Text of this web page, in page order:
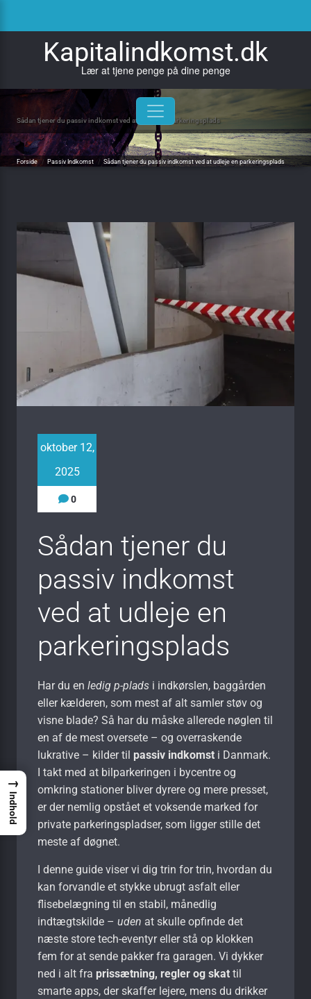
content
Kapitalindkomst.dk
Lær at tjene penge på dine penge
Sådan tjener du passiv indkomst ved at udleje en parkeringsplads
Forside / Passiv Indkomst / Sådan tjener du passiv indkomst ved at udleje en parkeringsplads
oktober 12,
2025
0
Sådan tjener du
passiv indkomst
ved at udleje en
parkeringsplads
Har du en ledig p-plads i indkørslen, baggården
eller kælderen, som mest af alt samler støv og
visne blade? Så har du måske allerede nøglen til
en af de mest oversete – og overraskende
lukrative – kilder til passiv indkomst i Danmark.
I takt med at bilparkeringen i bycentre og
omkring stationer bliver dyrere og mere presset,
er der nemlig opstået et voksende marked for
private parkeringspladser, som ligger stille det
meste af døgnet.
I denne guide viser vi dig trin for trin, hvordan du
kan forvandle et stykke ubrugt asfalt eller
flisebelægning til en stabil, månedlig
indtægtskilde – uden at skulle opfinde det
næste store tech-eventyr eller stå op klokken
fem for at sende pakker fra garagen. Vi dykker
ned i alt fra prissætning, regler og skat til
smarte apps, der skaffer lejere, mens du drikker
→
Indhold